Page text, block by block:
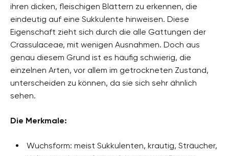
ihren dicken, fleischigen Blättern zu erkennen, die
eindeutig auf eine Sukkulente hinweisen. Diese
Eigenschaft zieht sich durch die alle Gattungen der
Crassulaceae, mit wenigen Ausnahmen. Doch aus
genau diesem Grund ist es häufig schwierig, die
einzelnen Arten, vor allem im getrockneten Zustand,
unterscheiden zu können, da sie sich sehr ähnlich
sehen.
Die Merkmale:
Wuchsform: meist Sukkulenten, krautig, Sträucher,